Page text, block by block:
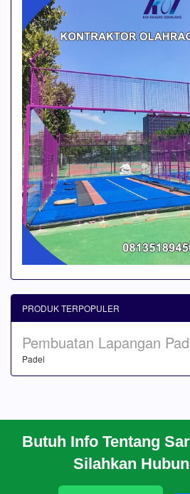
Butuh Info Tentang
Silahkan
PRODUK TERPOPULER
Pembuatan Lapangan
Padel
CARA PESAN